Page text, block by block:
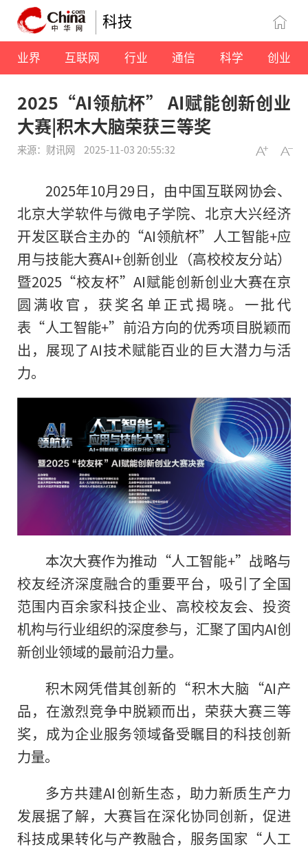
科技
业界 互联网 行业 通信 科学 创业
2025“AI领航杯” AI赋能创新创业
大赛|积木大脑荣获三等奖
来源：财讯网 2025-11-03 20:55:32
2025年10月29日，由中国互联网协会、
北京大学软件与微电子学院、北京大兴经济
开发区联合主办的“AI领航杯”人工智能+应
用与技能大赛AI+创新创业（高校校友分站）
暨2025“校友杯”AI赋能创新创业大赛在京
圆满收官，获奖名单正式揭晓。一批代
表“人工智能+”前沿方向的优秀项目脱颖而
出，展现了AI技术赋能百业的巨大潜力与活
力。
本次大赛作为推动“人工智能+”战略与
校友经济深度融合的重要平台，吸引了全国
范围内百余家科技企业、高校校友会、投资
机构与行业组织的深度参与，汇聚了国内AI创
新创业领域的最前沿力量。
积木网凭借其创新的“积木大脑“AI产
品，在激烈竞争中脱颖而出，荣获大赛三等
奖，成为企业服务领域备受瞩目的科技创新
力量。
多方共建AI创新生态，助力新质生产力
发展据了解，大赛旨在深化协同创新，促进
科技成果转化与产教融合，服务国家“人工